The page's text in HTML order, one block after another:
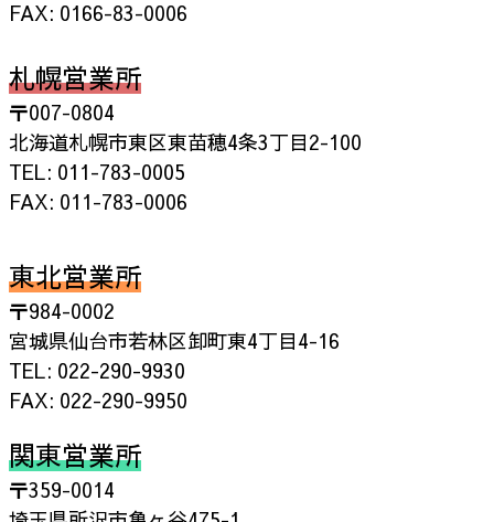
FAX: 0166-83-0006
札幌営業所
〒007-0804
北海道札幌市東区東苗穂4条3丁目2-100
TEL: 011-783-0005
FAX: 011-783-0006
東北営業所
〒984-0002
宮城県仙台市若林区卸町東4丁目4-16
TEL: 022-290-9930
FAX: 022-290-9950
関東営業所
〒359-0014